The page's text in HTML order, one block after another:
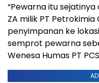
“Pewarna itu
ZA milik PT
penyimpanan ke
semprot pewarna
Wenesa Humas PT